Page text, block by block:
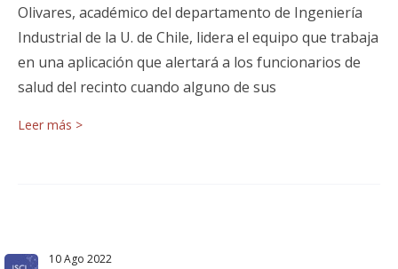
Olivares, académico del departamento de Ingeniería
Industrial de la U. de Chile, lidera el equipo que trabaja
en una aplicación que alertará a los funcionarios de
salud del recinto cuando alguno de sus
Leer más >
10 Ago 2022